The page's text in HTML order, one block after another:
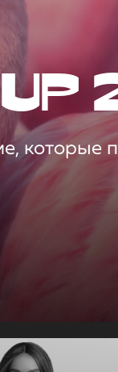
которые